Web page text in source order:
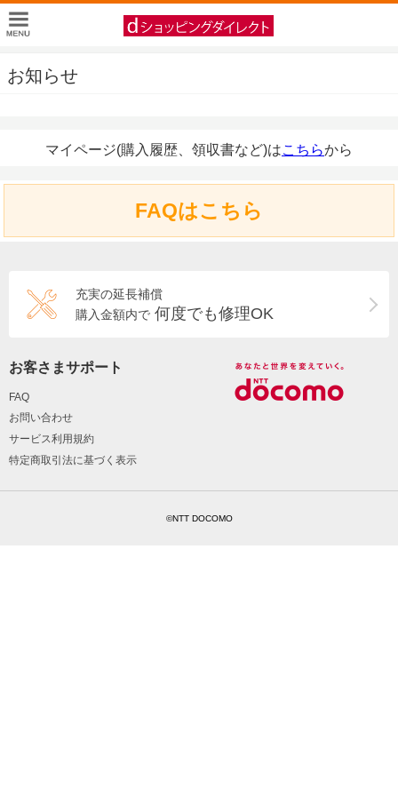
お知らせ
マイページ(購入履歴、領収書など)はこちらから
FAQはこちら
充実の延長補償
購入金額内で 何度でも修理OK
お客さまサポート
FAQ
お問い合わせ
サービス利用規約
特定商取引法に基づく表示
©NTT DOCOMO